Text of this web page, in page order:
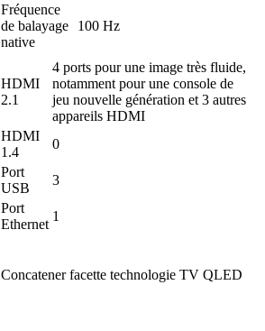
Fréquence
de balayage
native
100 Hz
HDMI
2.1
4 ports pour une image très fluide,
notamment pour une console de
jeu nouvelle génération et 3 autres
appareils HDMI
HDMI
1.4
0
Port
USB
3
Port
Ethernet
1
Concatener facette technologie TV QLED